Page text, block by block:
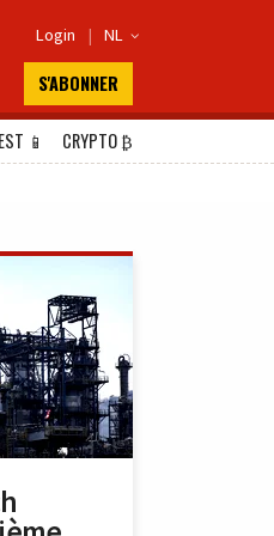
Login | NL 
S'ABONNER
📱 CRYPTO₿